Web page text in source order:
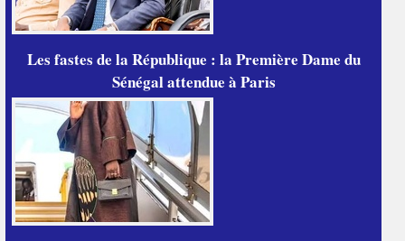
Les fastes de la République : la Première Dame du
Sénégal attendue à Paris